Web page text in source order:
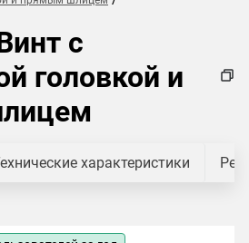
с
головкой и
характеристики